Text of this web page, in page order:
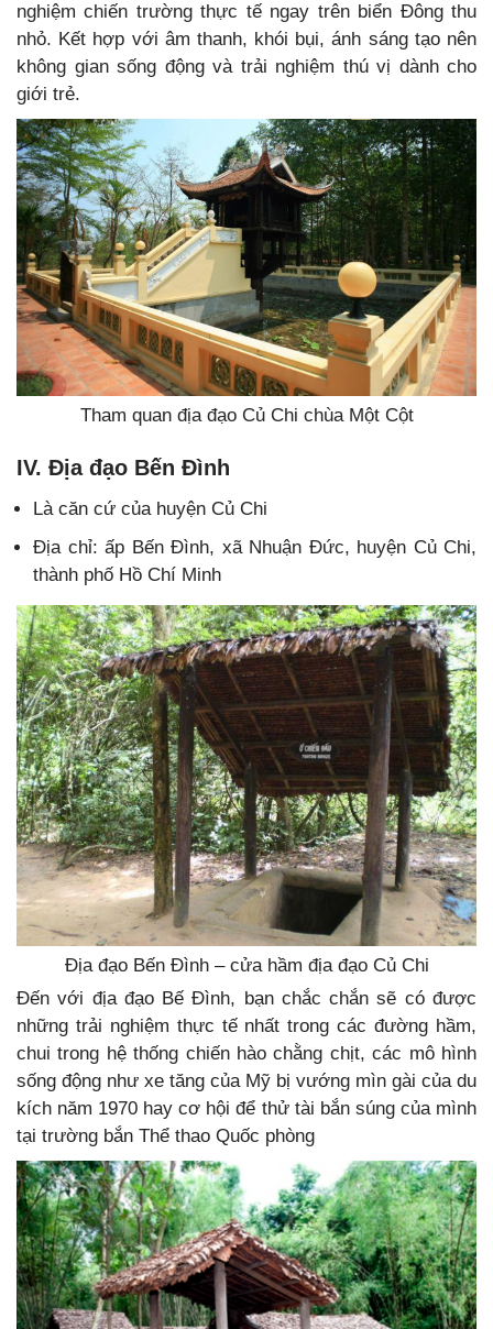
nghiệm chiến trường thực tế ngay trên biển Đông thu
nhỏ. Kết hợp với âm thanh, khói bụi, ánh sáng tạo nên
không gian sống động và trải nghiệm thú vị dành cho
giới trẻ.
Tham quan địa đạo Củ Chi chùa Một Cột
IV. Địa đạo Bến Đình
Là căn cứ của huyện Củ Chi
Địa chỉ: ấp Bến Đình, xã Nhuận Đức, huyện Củ Chi,
thành phố Hồ Chí Minh
Địa đạo Bến Đình – cửa hầm địa đạo Củ Chi
Đến với địa đạo Bế Đình, bạn chắc chắn sẽ có được
những trải nghiệm thực tế nhất trong các đường hầm,
chui trong hệ thống chiến hào chằng chịt, các mô hình
sống động như xe tăng của Mỹ bị vướng mìn gài của du
kích năm 1970 hay cơ hội để thử tài bắn súng của mình
tại trường bắn Thể thao Quốc phòng